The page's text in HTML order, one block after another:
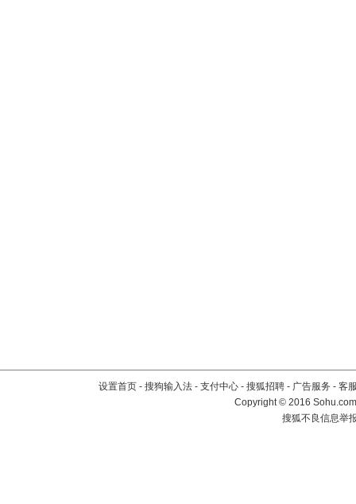
设置首页 - 搜狗输入法 - 支付中心 - 搜狐招聘 - 广告服务 - 客
Copyright©2016
搜狐不良信息举